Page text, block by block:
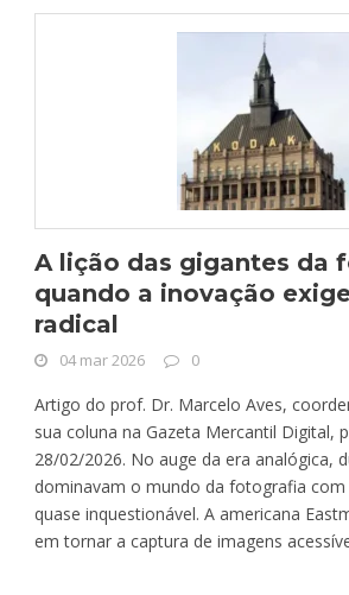
A lição das gigantes da
quando a inovação
radical
04 mar 2026 0
Artigo do prof. Dr. Marcelo Aves,
sua coluna na Gazeta Mercantil Digital,
28/02/2026. No auge da era analógica,
dominavam o mundo da fotografia
quase inquestionável. A americana
em tornar a captura de imagens